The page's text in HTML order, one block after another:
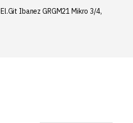
El.Git Ibanez GRGM21 Mikro 3/4,